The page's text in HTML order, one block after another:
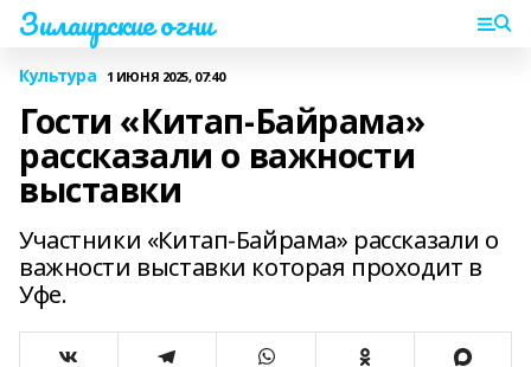
Зилаирские огни
Культура 1 ИЮНЯ 2025, 07:40
Гости «Китап-Байрама»
рассказали о важности
выставки
Участники «Китап-Байрама» рассказали о
важности выставки которая проходит в
Уфе.